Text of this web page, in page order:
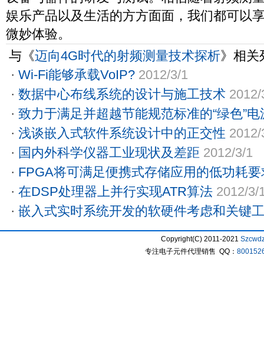
娱乐产品以及生活的方方面面，我们都可以
微妙体验。
与《迈向4G时代的射频测量技术探析》相关
· Wi-Fi能够承载VoIP? 2012/3/1
· 数据中心布线系统的设计与施工技术 2012/
· 致力于满足并超越节能规范标准的“绿色”电
· 浅谈嵌入式软件系统设计中的正交性 2012/
· 国内外科学仪器工业现状及差距 2012/3/1
· FPGA将可满足便携式存储应用的低功耗要
· 在DSP处理器上并行实现ATR算法 2012/3/
· 嵌入式实时系统开发的软硬件考虑和关键
Copyright(C) 2011-2021
专注电子元件代理销售 QQ：